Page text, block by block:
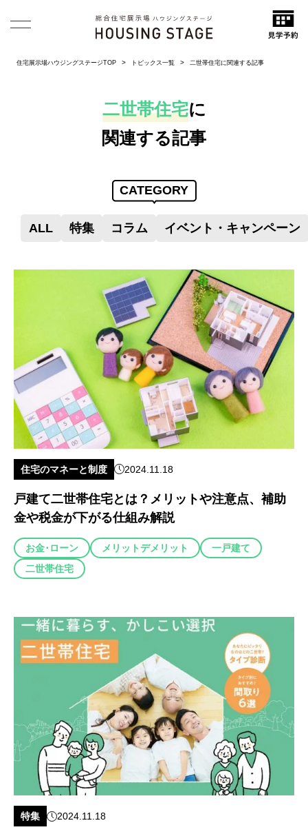
住宅展示場ハウジングステージTOP トピックス一覧 二世帯住宅に関連する記事
二世帯住宅に
関連する記事
CATEGORY
ALL 特集 コラム イベント・キャンペーン
住宅のマネーと制度 2024.11.18
戸建て二世帯住宅とは？メリットや注意点、補助
金や税金が下がる仕組み解説
お金･ローン メリットデメリット
一戸建て
二世帯住宅
特集 2024.11.18